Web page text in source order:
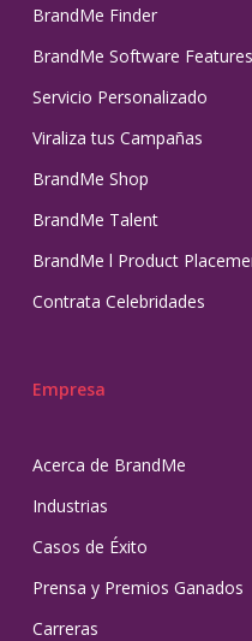
BrandMe Finder
BrandMe Software Features
Servicio Personalizado
Viraliza tus Campañas
BrandMe Shop
BrandMe Talent
BrandMe l Product
Contrata Celebridades
Empresa
Acerca de BrandMe
Industrias
Casos de Éxito
Prensa y Premios Ganados
Carreras